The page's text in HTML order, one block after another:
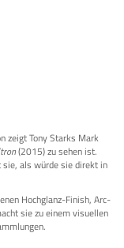
zeigt Tony Starks Mark
(2015) zu sehen ist.
als würde sie direkt in
Hochglanz-Finish, Arc-
sie zu einem visuellen